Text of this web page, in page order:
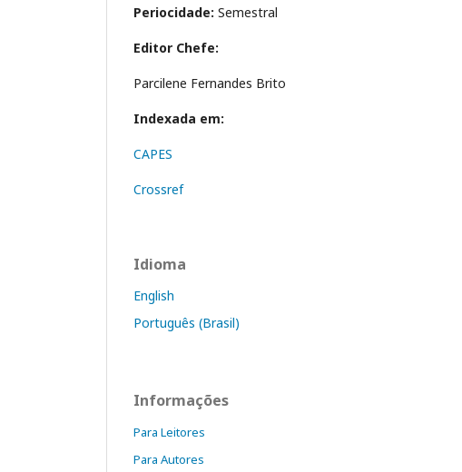
Periocidade: Semestral
Editor Chefe:
Parcilene Fernandes Brito
Indexada em:
CAPES
Crossref
Idioma
English
Português (Brasil)
Informações
Para Leitores
Para Autores